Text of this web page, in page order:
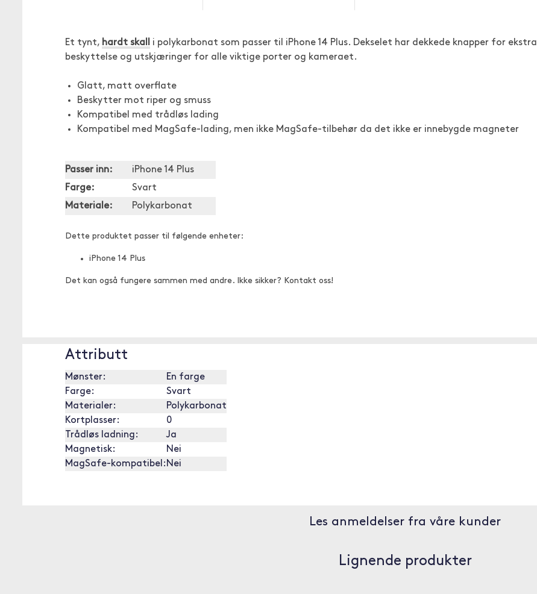
Et tynt, hardt skall
i polykarbonat som passer til iPhone 14 Plus. Dekselet har dekkede knapper for ekstra
beskyttelse og utskjæringer for alle viktige porter og kameraet.
Glatt, matt overflate
Beskytter mot riper og smuss
Kompatibel med trådløs lading
Kompatibel med MagSafe-lading, men ikke MagSafe-tilbehør da det ikke er innebygde magneter
Passer inn:
iPhone 14 Plus
Farge:
Svart
Materiale:
Polykarbonat
Dette produktet passer til følgende enheter:
iPhone 14 Plus
Det kan også fungere sammen med andre. Ikke sikker? Kontakt oss!
Attributt
Mønster:
En farge
Farge:
Svart
Materialer:
Polykarbonat
Kortplasser:
0
Trådløs ladning:
Ja
Magnetisk:
Nei
MagSafe-kompatibel: Nei
Les anmeldelser fra våre kunder
Lignende produkter